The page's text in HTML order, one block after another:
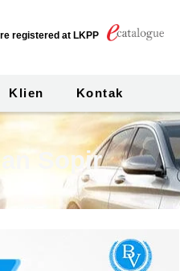
registered at LKPP
Klien Kontak
Sopir